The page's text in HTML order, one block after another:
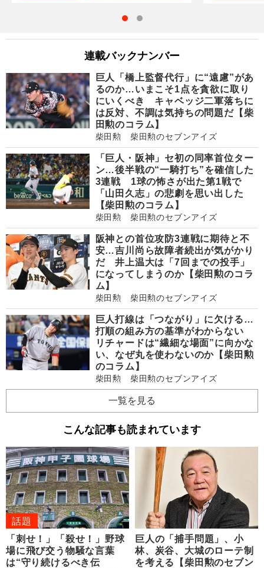
連載バックナンバー
巨人「橋上監督代行」に“遠慮”があ
るのか…いまこそ1点を貪欲に取り
にいくべき キャベッジ二軍落ちに
は反対、不調は気持ちの問題だ【柴
田勲のコラム】
柴田勲 柴田勲のセブンアイズ
「巨人・阪神」セ初の同率首位ター
ン…後半戦の“一騎打ち”を確信した
3連戦 1球の怖さが出た第1戦で
「山田久志」の悲劇を思い出した
【柴田勲のコラム】
柴田勲 柴田勲のセブンアイズ
阪神との首位攻防3連戦に期待と不
安…吉川尚ら故障者続出が気がかり
だ 井上温大は「7回までの投手」
になってしまうのか【柴田勲のコラ
ム】
柴田勲 柴田勲のセブンアイズ
巨人打線は「つながり」に欠ける…
打順の組み方の基準がわからない
リチャードは“繊細な場面”に向かな
い、なぜ丸を使わないのか【柴田勲
のコラム】
柴田勲 柴田勲のセブンアイズ
一覧を見る
こんな記事も読まれています
話題
「刺せ！」「殺せ！」野球
場に飛び交う物騒な言葉
は“守り続けるべき伝
巨人の「捕手問題」、小
林、炭谷、大城のローテ制
を考える【柴田勲のセブン